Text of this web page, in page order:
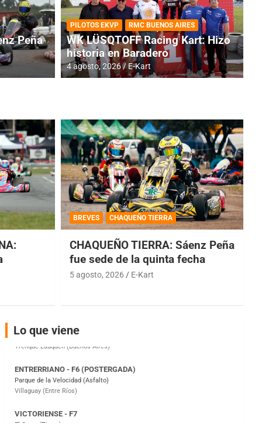
RMC BUENOS AIRES
Cerró una jornada
Peña
PILOTOS EKVP RMC BUENOS AIRES
WK LÜSQTOFF Racing Kart: Hizo
historia en Baradero
4 agosto, 2026 E-Kart
BREVES CHAQUEÑO TIERRA
CHAQUEÑO TIERRA: Sáenz Peña
fue sede de la quinta fecha
5 agosto, 2026 E-Kart
Lo que viene
COBERTURA ESPECIAL DE E-KART.COM.AR
08/09-AGO
IAME SERIES ARGENTINA 6
Ramiro Tot (Asfalto)
Baradero (Buenos Aires)
Parque de la Velocidad (Asfalto)
El Cerro (Tierra)
Victoria (Entre Ríos)
Moto Club Reginense (Tierra)